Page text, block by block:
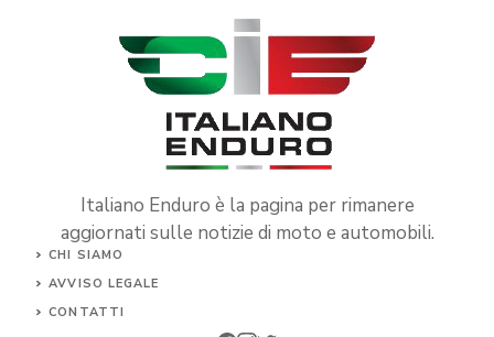
Italiano Enduro è la pagina per rimanere
aggiornati sulle notizie di moto e automobili.
CHI SIAMO
AVVISO LEGALE
CONTATTI